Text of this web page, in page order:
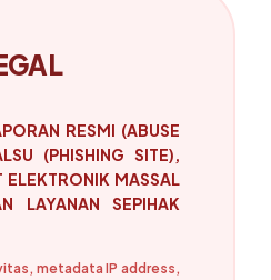
RESMI (ABUSE
(PHISHING SITE),
ELEKTRONIK MASSAL
LAYANAN SEPIHAK
metadata IP address,